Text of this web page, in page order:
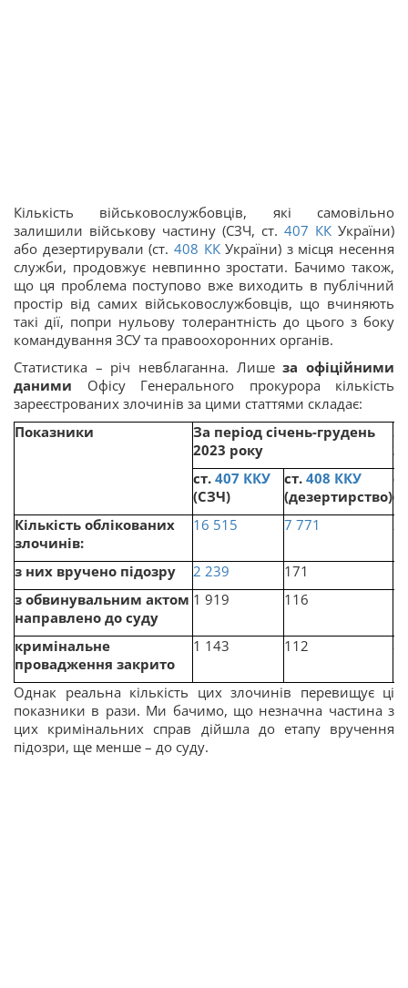
Кількість військовослужбовців, які самовільно
залишили військову частину (СЗЧ, ст. 407 КК України)
або дезертирували (ст. 408 ККУкраїни) з місця несення
служби, продовжує невпинно зростати. Бачимо також,
що ця проблема поступово вже виходить в публічний
простір від самих військовослужбовців, що вчиняють
такі дії, попри нульову толерантність до цього з боку
командування ЗСУ та правоохоронних органів.
Статистика – річ невблаганна. Лишеза офіційними
даними Офісу Генерального прокурора кількість
зареєстрованих злочинів за цими статтями складає:
Показники
За період січень-грудень
2023 року
ст. 407 ККУ
(СЗЧ)
ст. 408 ККУ
(дезертирство)
Кількість облікованих
злочинів:
16 515 7 771
з них вручено підозру 2 239 171
з обвинувальним актом
направлено до суду
1 919 116
кримінальне
провадження закрито
1 143 112
Однак реальна кількість цих злочинів перевищує ці
показники в рази. Ми бачимо, що незначна частина з
цих кримінальних справ дійшла до етапу вручення
підозри, ще менше – до суду.